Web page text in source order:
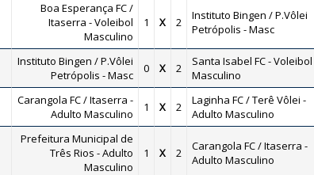
Boa Esperança FC /
Itaserra - Voleibol
Masculino
1 X 2
Instituto Bingen / P.Vôlei
Petrópolis - Masc
Instituto Bingen / P.Vôlei
Petrópolis - Masc
0 X 2
Santa Isabel FC - Voleibol
Masculino
Carangola FC / Itaserra -
Adulto Masculino
1 X 2
Laginha FC / Terê Vôlei -
Adulto Masculino
Prefeitura Municipal de
Três Rios - Adulto
Masculino
1 X 2
Carangola FC / Itaserra -
Adulto Masculino